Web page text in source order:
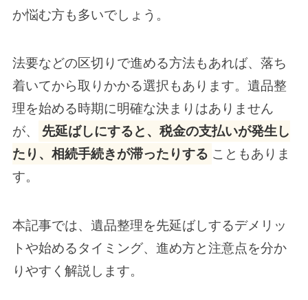
か悩む方も多いでしょう。
法要などの区切りで進める方法もあれば、落ち
着いてから取りかかる選択もあります。遺品整
理を始める時期に明確な決まりはありません
が、
先延ばしにすると、税金の支払いが発生し
たり、相続手続きが滞ったりする こともありま
す。
本記事では、遺品整理を先延ばしするデメリッ
トや始めるタイミング、進め方と注意点を分か
りやすく解説します。